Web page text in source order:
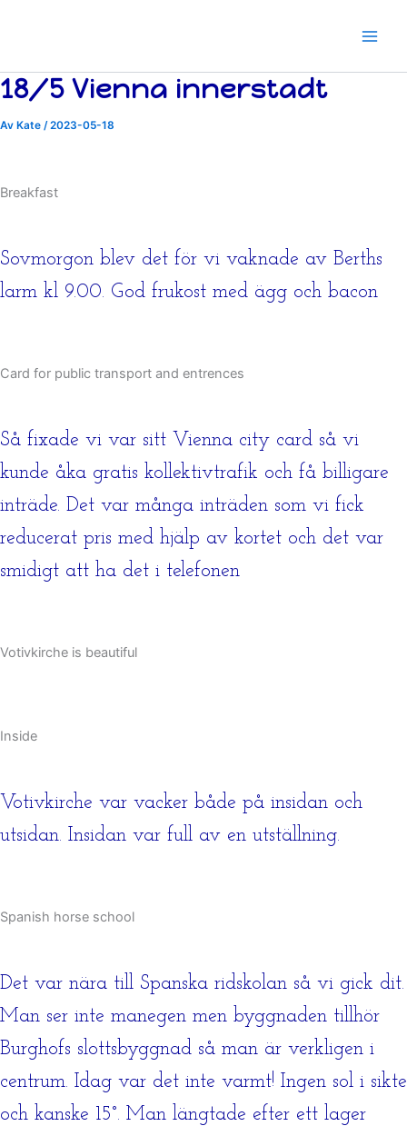
18/5 Vienna innerstadt
Av Kate /2023-05-18
Breakfast
Sovmorgon blev det för vi vaknade av Berths
larm kl 9.00. God frukost med ägg och bacon
Card for public transport and entrences
Så fixade vi var sitt Vienna city card så vi
kunde åka gratis kollektivtrafik och få billigare
inträde. Det var många inträden som vi fick
reducerat pris med hjälp av kortet och det var
smidigt att ha det i telefonen
Votivkirche is beautiful
Inside
Votivkirche var vacker både på insidan och
utsidan. Insidan var full av en utställning.
Spanish horse school
Det var nära till Spanska ridskolan så vi gick dit.
Man ser inte manegen men byggnaden tillhör
Burghofs slottsbyggnad så man är verkligen i
centrum. Idag var det inte varmt! Ingen sol i sikte
och kanske 15°. Man längtade efter ett lager